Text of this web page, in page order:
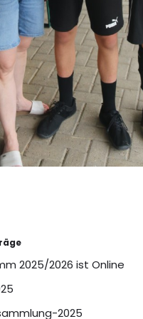
2025/2026 ist Online
2025